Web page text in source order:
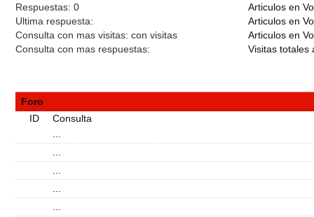
Respuestas: 0
Ultima respuesta:
Consulta con mas visitas: con visitas
Consulta con mas respuestas:
Articulos en
Articulos en
Articulos en
Visitas totales
Foro
ID
Consulta